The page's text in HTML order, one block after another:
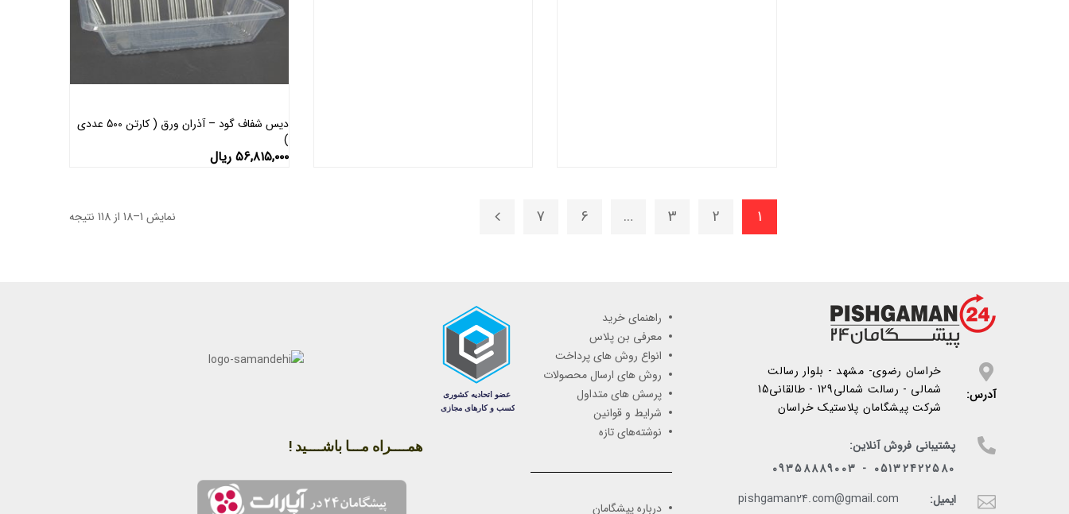
دیس شفاف گود – آذران ورق ( کارتن 500 عددی
)
۵۶,۸۱۵,۰۰۰ ریال
1
2
3
…
6
7 نمایش 1–18 از 118 نتیجه
آدرس:
خراسان رضوی- مشهد - بلوار رسالت
شمالی - رسالت شمالی129 - طالقانی15
شرکت پیشگامان پلاستیک خراسان
پشتیبانی فروش آنلاین:
05132422580 - 09358889003
ایمیل:
pishgaman24.com@gmail.com
راهنمای خرید
معرفی بن پلاس
انواع روش های پرداخت
روش های ارسال محصولات
پرسش های متداول
شرایط و قوانین
نوشته‌های تازه
درباره پیشگامان
همــــراه مـــا باشــــید !